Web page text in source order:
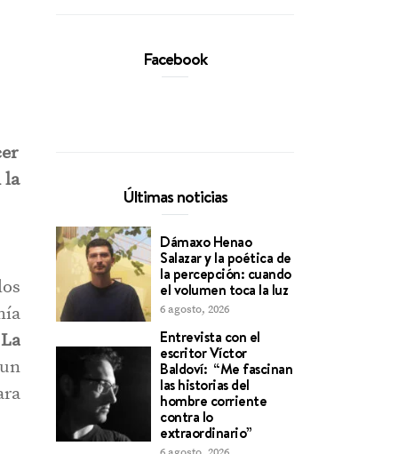
la
Facebook
Últimas noticias
Dámaxo Henao
Salazar y la poética de
la percepción: cuando
el volumen toca la luz
6 agosto, 2026
Entrevista con el
escritor Víctor
Baldoví: “Me fascinan
las historias del
hombre corriente
contra lo
extraordinario”